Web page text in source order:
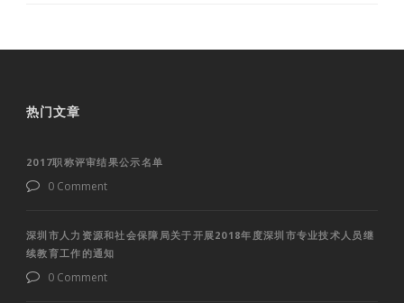
热门文章
2017职称评审结果公示名单
0 Comment
深圳市人力资源和社会保障局关于开展2018年度深圳市专业技术人员继
续教育工作的通知
0 Comment